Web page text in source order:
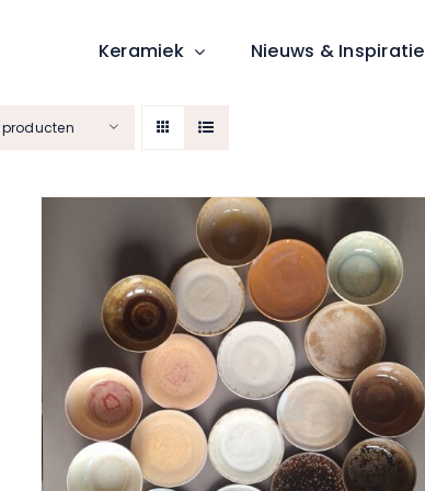
Keramiek Nieuws & Inspiratie
producten